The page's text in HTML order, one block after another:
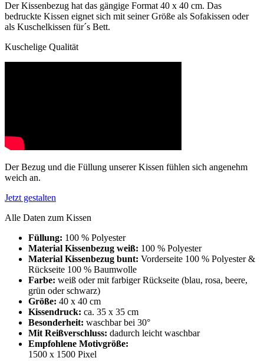
Der Kissenbezug hat das gängige Format 40 x 40 cm. Das
bedruckte Kissen eignet sich mit seiner Größe als Sofakissen oder
als Kuschelkissen für´s Bett.
Kuschelige Qualität
Der Bezug und die Füllung unserer Kissen fühlen sich angenehm
weich an.
Jetzt gestalten
Alle Daten zum Kissen
Füllung: 100 % Polyester
Material Kissenbezug weiß: 100 % Polyester
Material Kissenbezug bunt: Vorderseite 100 % Polyester &
Rückseite 100 % Baumwolle
Farbe: weiß oder mit farbiger Rückseite (blau, rosa, beere,
grün oder schwarz)
Größe: 40 x 40 cm
Kissendruck: ca. 35 x 35 cm
Besonderheit: waschbar bei 30°
Mit Reißverschluss: dadurch leicht waschbar
Empfohlene Motivgröße:
1500 x 1500 Pixel